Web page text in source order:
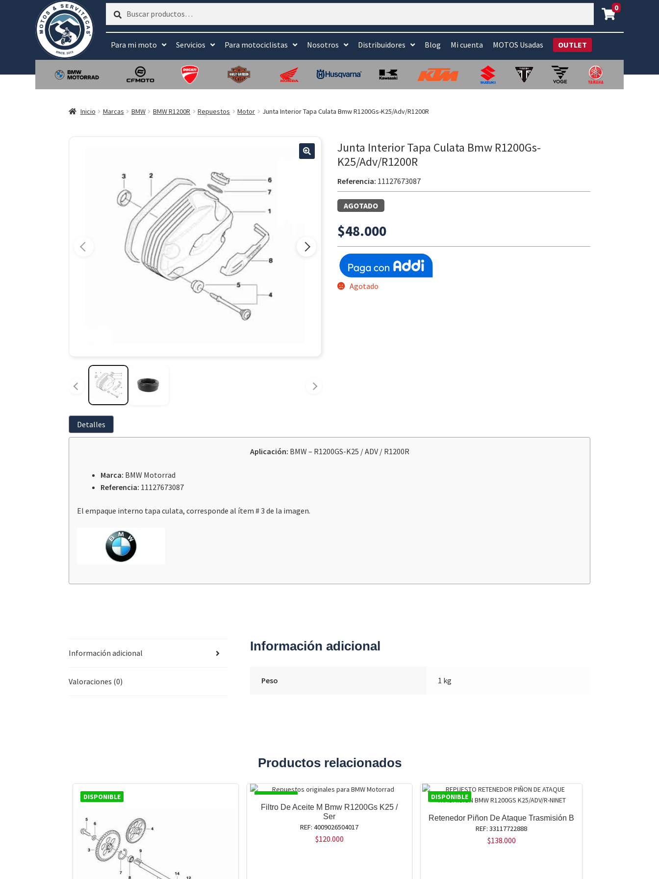
Buscar
Buscar 0
Para mi moto Servicios Para motociclistas Nosotros Distribuidores Blog Mi cuenta MOTOS Usadas OUTLET
Inicio Marcas BMW BMW R1200R Repuestos Motor Junta Interior Tapa Culata Bmw R1200Gs-K25/Adv/R1200R
Junta Interior Tapa Culata Bmw R1200Gs-
K25/Adv/R1200R
Referencia: 11127673087
AGOTADO
$48.000
Agotado
Detalles
Aplicación: BMW – R1200GS-K25 / ADV / R1200R
Marca: BMW Motorrad
Referencia: 11127673087
El empaque interno tapa culata, corresponde al ítem # 3 de la imagen.
Información adicional
Valoraciones (0)
Información adicional
Peso 1 kg
Productos relacionados
DISPONIBLE DISPONIBLE
Filtro De Aceite M Bmw R1200Gs K25 /
Ser
REF: 4009026504017
$120.000
DISPONIBLE
Retenedor Piñon De Ataque Trasmisión B
REF: 33117722888
$138.000